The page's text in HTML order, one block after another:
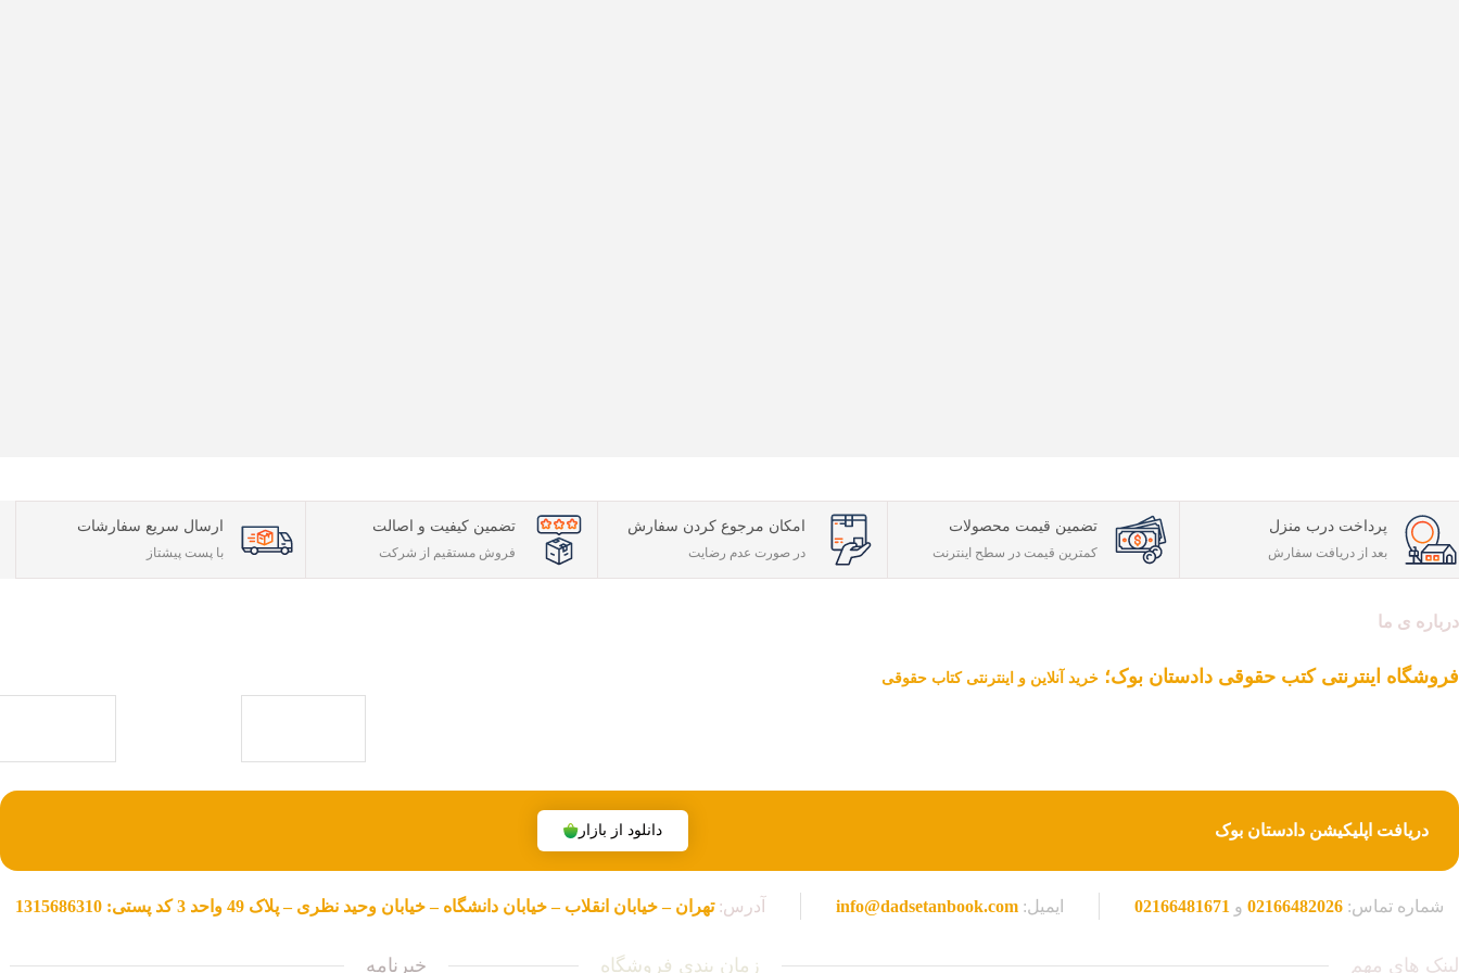
پرداخت درب منزل
بعد از دریافت سفارش
تضمین قیمت محصولات
کمترین قیمت در سطح اینترنت
امکان مرجوع کردن سفارش
در صورت عدم رضایت
تضمین کیفیت و اصالت
فروش مستقیم از شرکت
ارسال سریع سفارشات
با پست پیشتاز
درباره ی ما
فروشگاه اینترنتی کتب حقوقی دادستان بوک؛ خرید آنلاین و اینترنتی کتاب حقوقی
دریافت اپلیکیشن دادستان بوک دانلود از بازار
شماره تماس: 02166482026 و 02166481671 ایمیل: info@dadsetanbook.com آدرس:تهران – خیابان انقلاب – خیابان دانشگاه – خیابان وحید نظری – پلاک 49 واحد 3 کد پستی: 1315686310
لینک های مهم زمان بندی فروشگاه خبرنامه